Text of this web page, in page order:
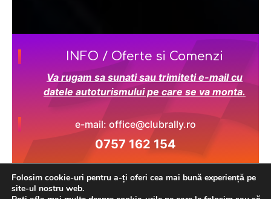
INFO / Oferte si Comenzi
Va rugam sa sunati sau trimiteti e-mail cu
datele autoturismului pe care se va monta.
e-mail: office@clubrally.ro
0757 162 154
Folosim cookie-uri pentru a-ți oferi cea mai bună experiență pe
site-ul nostru web.